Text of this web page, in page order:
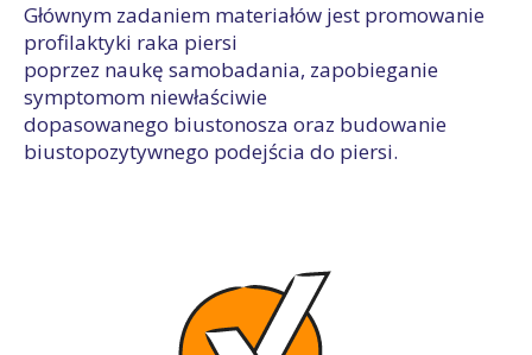
Głównym zadaniem materiałów jest promowanie
profilaktyki raka piersi
poprzez naukę samobadania, zapobieganie
symptomom niewłaściwie
dopasowanego biustonosza oraz budowanie
biustopozytywnego podejścia do piersi.